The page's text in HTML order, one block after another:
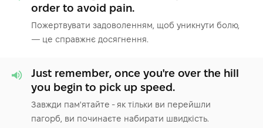
order to avoid pain.
Пожертвувати задоволенням, щоб уникнути болю,
— це справжнє досягнення.
Just remember, once you're over the hill
you begin to pick up speed.
Завжди пам'ятайте - як тільки ви перейшли
пагорб, ви починаєте набирати швидкість.